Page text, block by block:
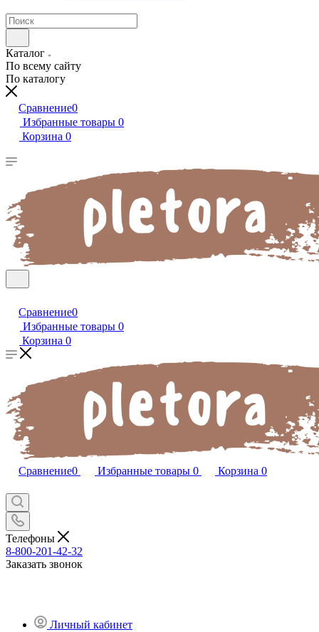
Каталог
По всему сайту
По каталогу
Сравнение0
Избранные товары 0
Корзина 0
Сравнение0
Избранные товары 0
Корзина 0
Сравнение0 Избранные товары 0 Корзина 0
Телефоны
8-800-201-42-32
Заказать звонок
Личный кабинет